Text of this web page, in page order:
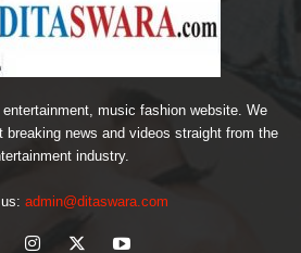
music fashion website. We
breaking news and videos straight from the
industry.
admin@ditaswara.com